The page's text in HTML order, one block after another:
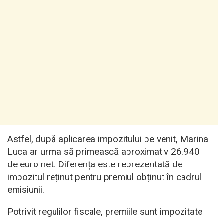
Astfel, după aplicarea impozitului pe venit, Marina
Luca ar urma să primească aproximativ 26.940
de euro net. Diferența este reprezentată de
impozitul reținut pentru premiul obținut în cadrul
emisiunii.
Potrivit regulilor fiscale, premiile sunt impozitate